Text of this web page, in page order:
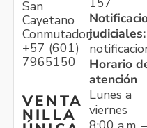
San
Cayetano
Conmutador:
+57 (601)
7965150
VENTA
NILLA
judiciales:
Horario
atención
Lunes a
viernes